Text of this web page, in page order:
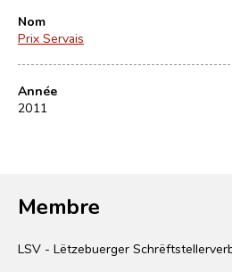
Nom
Prix Servais
Année
2011
Membre
LSV - Lëtzebuerger